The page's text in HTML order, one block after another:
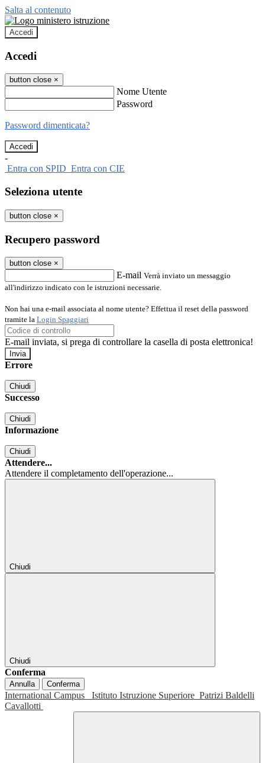
Salta al contenuto
Accedi
Accedi
button close ×
Nome Utente
Password
Password dimenticata?
-
Entra con SPID Entra con CIE
Seleziona utente
button close ×
Recupero password
button close ×
E-mail Verrà inviato un messaggio
all'indirizzo indicato con le istruzioni necessarie.
Non hai una e-mail associata al nome utente? Effettua il reset della password
tramite la Login Spaggiari
E-mail inviata, si prega di controllare la casella di posta elettronica!
Errore
Chiudi
Successo
Chiudi
Informazione
Chiudi
Attendere...
Attendere il completamento dell'operazione...
Chiudi
Chiudi
Conferma
Annulla Conferma
International Campus Istituto Istruzione Superiore Patrizi Baldelli
Cavallotti